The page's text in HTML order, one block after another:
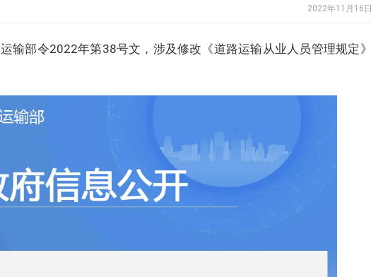
2022年11月16日
输部令2022年第38号文，涉及修改《道路运输从业人员管理规定》